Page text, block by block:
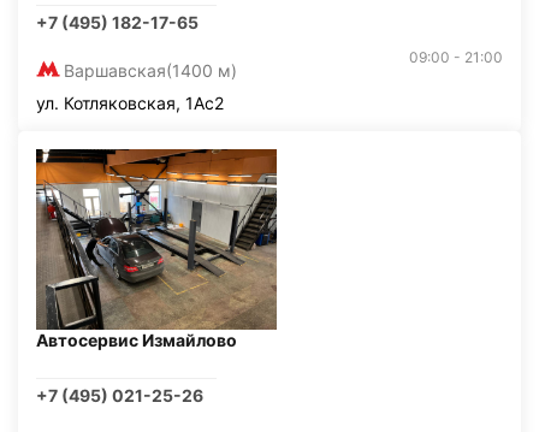
+7 (495) 182-17-65
Варшавская(1400 м)
09:00 - 21:00
ул. Котляковская, 1Ас2
Автосервис Измайлово
+7 (495) 021-25-26